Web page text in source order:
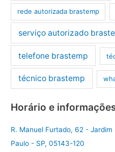
rede autorizada brastemp
serviço autorizado
telefone brastemp
técnico brastemp
Horário e
R. Manuel Furtado, 62 -
Paulo - SP, 05143-120